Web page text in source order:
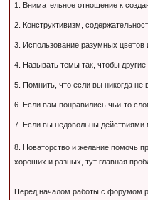
1. Внимательное отношение к
2. Конструктивизм,
3. Использование разумных
4. Называть темы так, чтобы
5. Помнить, что если вы никогда не
6. Если вам понравились чьи-то
7. Если вы недовольны действиями
8. Новаторство и желание помочь
хороших и разных, тут главная
Перед началом работы с форумом